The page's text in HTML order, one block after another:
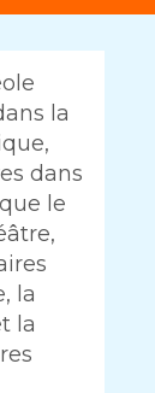
la
dans
le
la
la